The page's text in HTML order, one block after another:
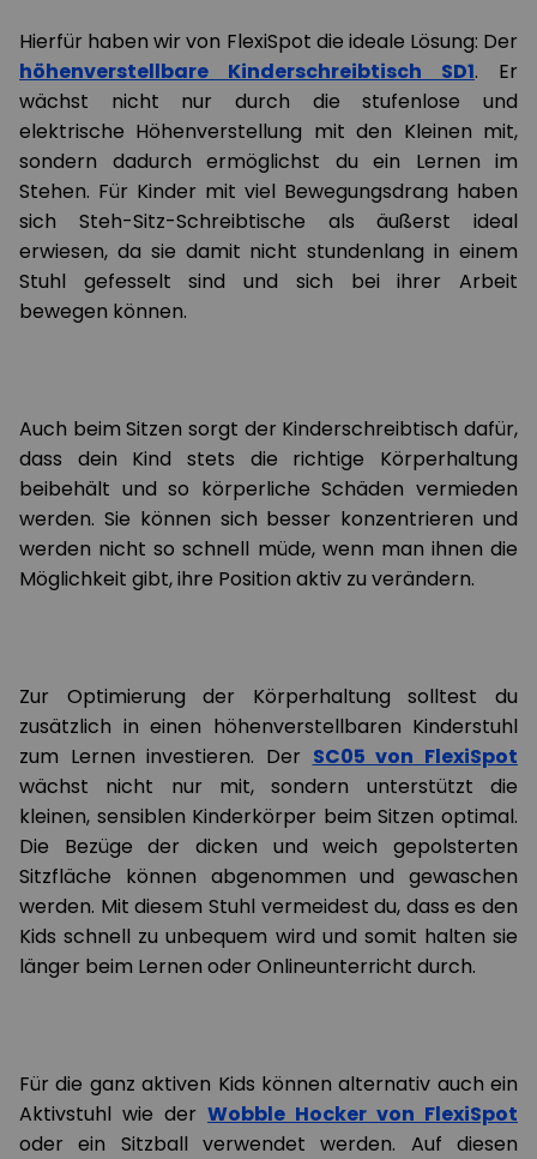
Hierfür haben wir von FlexiSpot die ideale Lösung: Der
höhenverstellbare Kinderschreibtisch SD1. Er
wächst nicht nur durch die stufenlose und
elektrische Höhenverstellung mit den Kleinen mit,
sondern dadurch ermöglichst du ein Lernen im
Stehen. Für Kinder mit viel Bewegungsdrang haben
sich Steh-Sitz-Schreibtische als äußerst ideal
erwiesen, da sie damit nicht stundenlang in einem
Stuhl gefesselt sind und sich bei ihrer Arbeit
bewegen können.
Auch beim Sitzen sorgt der Kinderschreibtisch dafür,
dass dein Kind stets die richtige Körperhaltung
beibehält und so körperliche Schäden vermieden
werden. Sie können sich besser konzentrieren und
werden nicht so schnell müde, wenn man ihnen die
Möglichkeit gibt, ihre Position aktiv zu verändern.
Zur Optimierung der Körperhaltung solltest du
zusätzlich in einen höhenverstellbaren Kinderstuhl
zum Lernen investieren. Der SC05 von FlexiSpot
wächst nicht nur mit, sondern unterstützt die
kleinen, sensiblen Kinderkörper beim Sitzen optimal.
Die Bezüge der dicken und weich gepolsterten
Sitzfläche können abgenommen und gewaschen
werden. Mit diesem Stuhl vermeidest du, dass es den
Kids schnell zu unbequem wird und somit halten sie
länger beim Lernen oder Onlineunterricht durch.
Für die ganz aktiven Kids können alternativ auch ein
Aktivstuhl wie der Wobble Hocker von FlexiSpot
oder ein Sitzball verwendet werden. Auf diesen